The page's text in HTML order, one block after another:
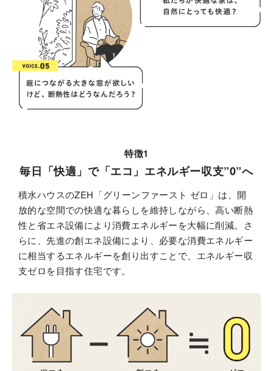
特徴1
毎日「快適」で「エコ」エネルギー収支”0”へ
積水ハウスのZEH「グリーンファースト ゼロ」は、開
放的な空間での快適な暮らしを維持しながら、高い断熱
性と省エネ設備により消費エネルギーを大幅に削減。さ
らに、先進の創エネ設備により、必要な消費エネルギー
に相当するエネルギーを創り出すことで、エネルギー収
支ゼロを目指す住宅です。